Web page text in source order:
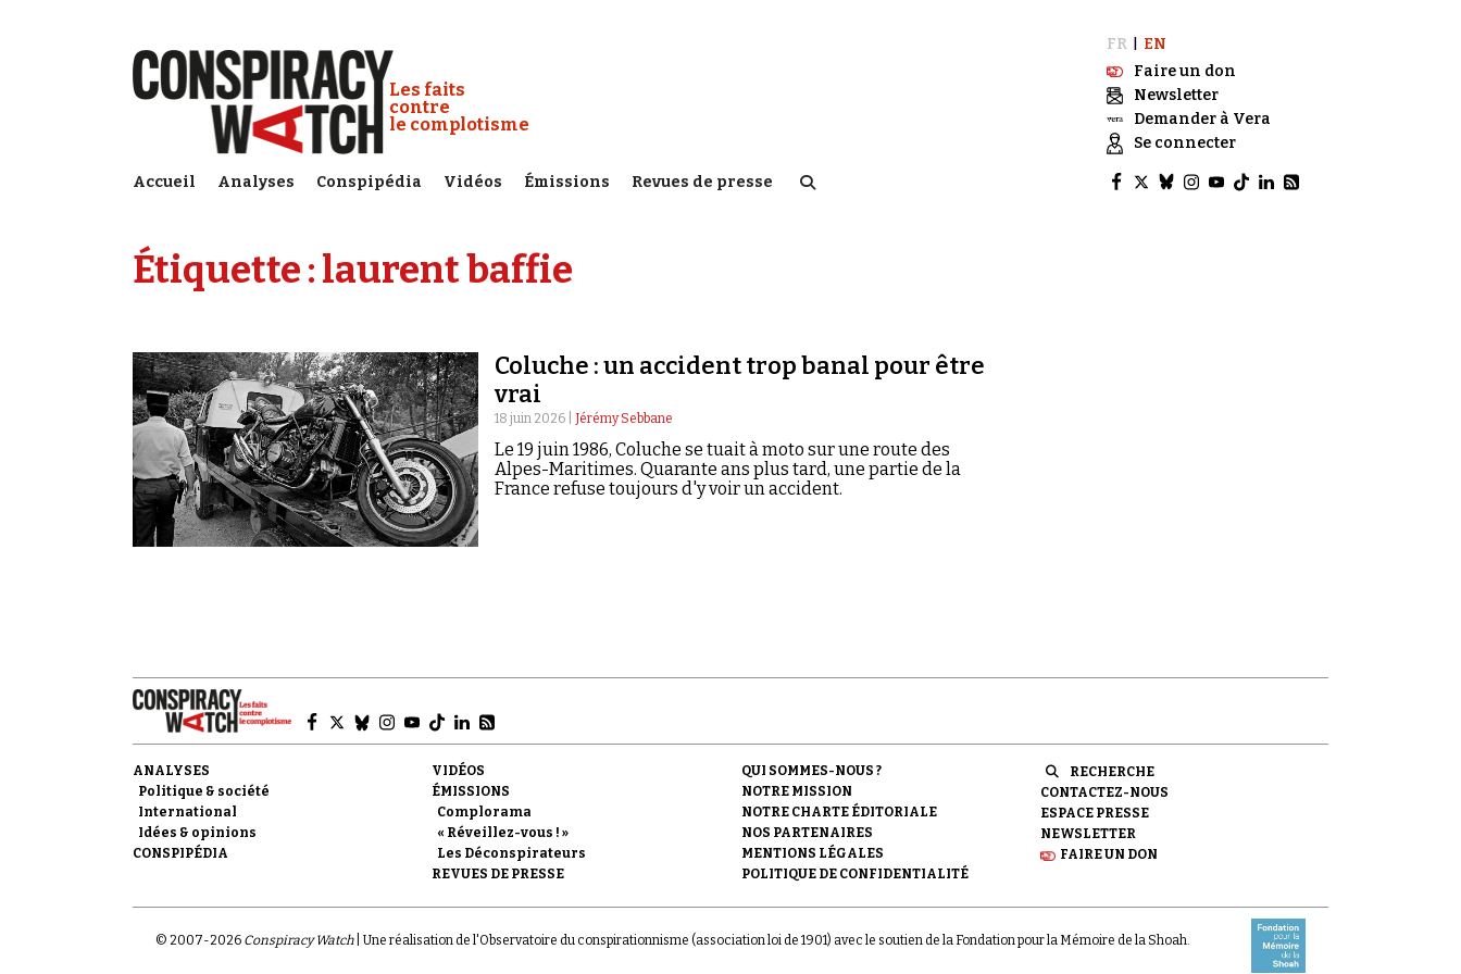
Conspiracy Watch :
Les faits
contre
le complotisme
Accueil Analyses Conspipédia Vidéos Émissions Revues de presse
FR
EN
Faire un don
Newsletter
Demander à Vera
Se connecter
Étiquette :laurent baffie
Coluche : un accident trop banal pour être
vrai
18 juin 2026 |Jérémy Sebbane
Le 19 juin 1986, Coluche se tuait à moto sur une route des
Alpes-Maritimes. Quarante ans plus tard, une partie de la
France refuse toujours d'y voir un accident.
ANALYSES
Politique & société
International
Idées & opinions
CONSPIPÉDIA
VIDÉOS
ÉMISSIONS
Complorama
« Réveillez-vous ! »
Les Déconspirateurs
REVUES DE PRESSE
QUI SOMMES-NOUS ?
NOTRE MISSION
NOTRE CHARTE ÉDITORIALE
NOS PARTENAIRES
MENTIONS LÉGALES
POLITIQUE DE CONFIDENTIALITÉ
RECHERCHE
CONTACTEZ-NOUS
ESPACE PRESSE
NEWSLETTER
FAIRE UN DON
© 2007-2026 Conspiracy Watch| Une réalisation de l'Observatoire du conspirationnisme (association loi de 1901) avec le soutien de la Fondation pour la Mémoire de la Shoah.